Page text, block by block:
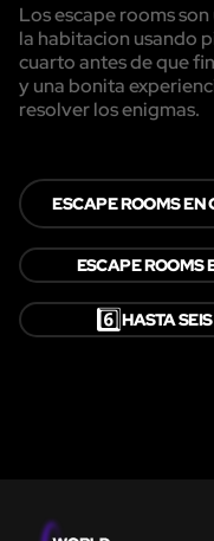
Los escape rooms
la habitacion usando
cuarto antes de que
y una bonita
resolver los enigmas.
ESCAPE ROOMS EN
ESCAPE ROOMS
6️⃣HASTA